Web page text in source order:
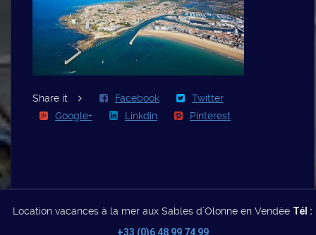
Share it Facebook
Twitter
Google+
Linkdin Pinterest
Location vacances à la mer aux Sables d’Olonne en Vendée Tél :
+33 (0)6 48 99 74 99